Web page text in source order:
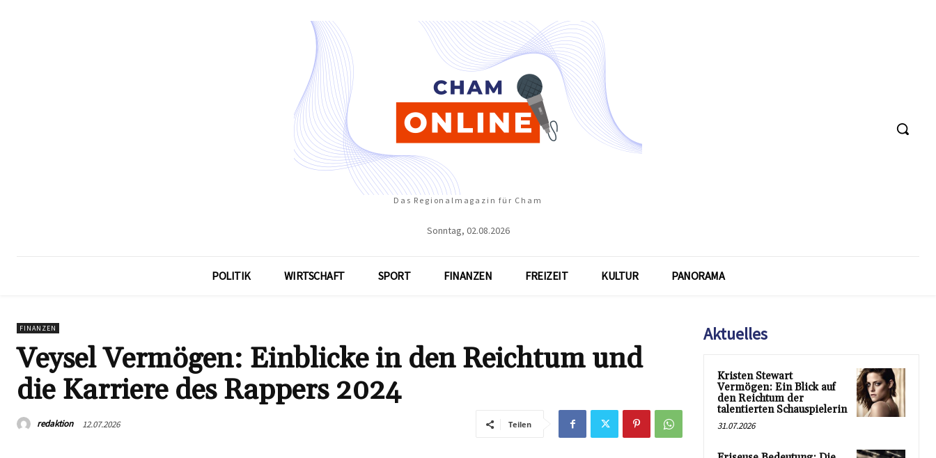
Das Regionalmagazin für Cham
Sonntag, 02.08.2026
POLITIK WIRTSCHAFT SPORT FINANZEN FREIZEIT KULTUR PANORAMA
FINANZEN
Veysel Vermögen: Einblicke in den Reichtum und
die Karriere des Rappers 2024
redaktion 12.07.2026 Teilen
Aktuelles
Kristen Stewart
Vermögen: Ein Blick auf
den Reichtum der
talentierten Schauspielerin
31.07.2026